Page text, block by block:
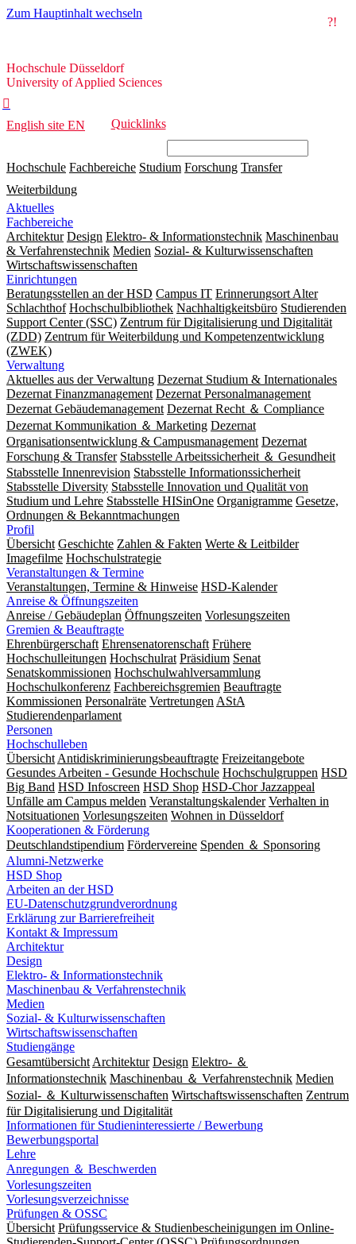
Zum Hauptinhalt wechseln
?!
Hochschule
Düsseldorf
Hochschule Düsseldorf
University of Applied Sciences

English site EN Quicklinks
Hochschule Fachbereiche Studium Forschung Transfer
Weiterbildung
Aktuelles
Fachbereiche
Architektur Design Elektro- & Informationstechnik Maschinenbau
& Verfahrenstechnik Medien Sozial- & Kulturwissenschaften
Wirtschaftswissenschaften
Einrichtungen
Beratungsstellen an der HSD Campus IT Erinnerungsort Alter
Schlachthof Hochschulbibliothek Nachhaltigkeitsbüro Studierenden
Support Center (SSC) Zentrum für Digitalisierung und Digitalität
(ZDD) Zentrum für Weiterbildung und Kompetenzentwicklung
(ZWEK)
Verwaltung
Aktuelles aus der Verwaltung Dezernat Studium & Internationales
Dezernat Finanzmanagement Dezernat Personalmanagement
Dezernat Gebäudemanagement Dezernat Recht ＆ Compliance
Dezernat Kommunikation ＆ Marketing Dezernat
Organisationsentwicklung & Campusmanagement Dezernat
Forschung & Transfer Stabsstelle Arbeitssicherheit ＆ Gesundheit
Stabsstelle Innenrevision Stabsstelle In­for­ma­ti­ons­sicher­heit
Stabsstelle Diversity Stabsstelle Innovation und Qualität von
Studium und Lehre Stabsstelle HISinOne Organigramme Gesetze,
Ordnungen & Bekanntmachungen
Profil
Übersicht Geschichte Zahlen & Fakten Werte & Leitbilder
Imagefilme Hochschulstrategie
Veranstaltungen & Termine
Veranstaltungen, Termine & Hinweise HSD-Kalender
Anreise & Öffnungszeiten
Anreise / Gebäudeplan Öffnungszeiten Vorlesungszeiten
Gremien & Beauftragte
Ehrenbürgerschaft Ehrensenatorenschaft Frühere
Hochschulleitungen Hochschulrat Präsidium Senat
Senatskommissionen Hochschulwahlversammlung
Hochschulkonferenz Fachbereichsgremien Beauftragte
Kommissionen Personalräte Vertretungen AStA
Studierendenparlament
Personen
Hochschulleben
Übersicht Antidiskriminierungsbeauftragte Freizeitangebote
Gesundes Arbeiten - Gesunde Hochschule Hochschulgruppen HSD
Big Band HSD Infoscreen HSD Shop HSD-Chor Jazzappeal
Unfälle am Campus melden Veranstaltungskalender Verhalten in
Notsituationen Vorlesungszeiten Wohnen in Düsseldorf
Kooperationen & Förderung
Deutschlandstipendium Fördervereine Spenden ＆ Sponsoring
Alumni-Netzwerke
HSD Shop
Arbeiten an der HSD
EU-Datenschutzgrundverordnung
Erklärung zur Barrierefreiheit
Kontakt & Impressum
Architektur
Design
Elektro- & Informationstechnik
Maschinenbau & Verfahrenstechnik
Medien
Sozial- & Kulturwissenschaften
Wirtschaftswissenschaften
Studiengänge
Gesamtübersicht Architektur Design Elektro- ＆
Informationstechnik Maschinenbau ＆ Verfahrenstechnik Medien
Sozial- ＆ Kulturwissenschaften Wirtschaftswissenschaften Zentrum
für Digitalisierung und Digitalität
Informationen für Studieninteressierte / Bewerbung
Bewerbungsportal
Lehre
Anregungen ＆ Beschwerden
Vorlesungszeiten
Vorlesungsverzeichnisse
Prüfungen & OSSC
Übersicht Prüfungsservice & Studienbescheinigungen im Online-